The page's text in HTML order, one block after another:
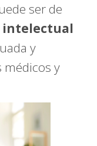
ser de
intelectual
y
médicos y